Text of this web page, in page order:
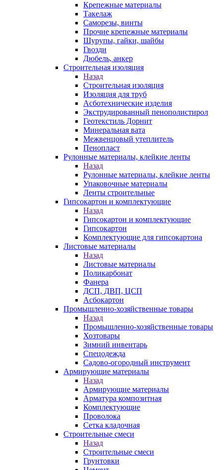
Крепежные материалы
Такелаж
Саморезы, винты
Прочие крепежные материалы
Шурупы, гайки, шайбы
Гвозди
Дюбель, анкер
Строительная изоляция
Назад
Строительная изоляция
Изоляция для труб
Асботехнические изделия
Экструдированный пенополистирол
Геотекстиль Дорнит
Минеральная вата
Межвенцовый утеплитель
Пенопласт
Рулонные материалы, клейкие ленты
Назад
Рулонные материалы, клейкие ленты
Упаковочные материалы
Ленты строительные
Гипсокартон и комплектующие
Назад
Гипсокартон и комплектующие
Гипсокартон
Комплектующие для гипсокартона
Листовые материалы
Назад
Листовые материалы
Поликарбонат
Фанера
ДСП, ДВП, ЦСП
Асбокартон
Промышленно-хозяйственные товары
Назад
Промышленно-хозяйственные товары
Хозтовары
Зимний инвентарь
Спецодежда
Садово-огородный инструмент
Армирующие материалы
Назад
Армирующие материалы
Арматура композитная
Комплектующие
Проволока
Сетка кладочная
Строительные смеси
Назад
Строительные смеси
Грунтовки